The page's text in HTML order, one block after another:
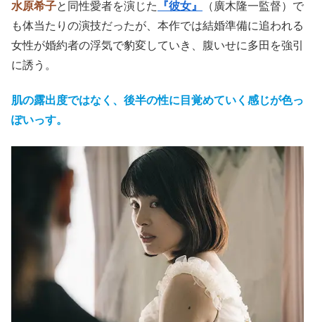
水原希子と同性愛者を演じた 『彼女』
（廣木隆一監督）で
も体当たりの演技だったが、本作では結婚準備に追われる
女性が婚約者の浮気で豹変していき、腹いせに多田を強引
に誘う。
肌の露出度ではなく、後半の性に目覚めていく感じが色っ
ぽいっす。